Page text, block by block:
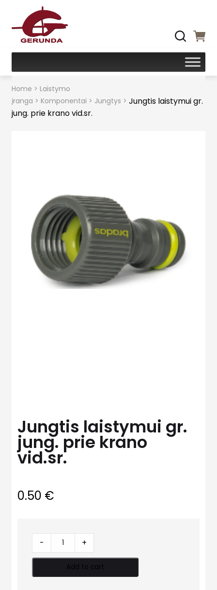
Home > Laistymo
įranga > Komponentai > Jungtys > Jungtis laistymui gr.
jung. prie krano vid.sr.
Jungtis laistymui gr.
jung. prie krano
vid.sr.
0.50 €
laistymui
jung.
- +
Add to cart